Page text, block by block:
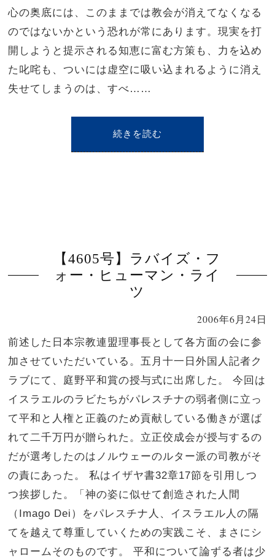
心の奥底には、このままでは教会が消えてなくなる
のではないかという恐れが常にあります。現実を打
開しようと提示される知恵に富む方策も、力を込め
た叱咤も、ついには虚空に吸い込まれるように消え
失せてしまうのは、すべ……
続きを読む
【4605号】ラバイズ・フ
ォー・ヒューマン・ライ
ツ
2006年6月24日
前述した日本宗教連盟理事長として各方面の会に参
加させていただいている。五月十一日外国人記者ク
ラブにて、庭野平和賞の授与式に出席した。 今回は
イスラエルのラビたちがパレスチナの弱者側に立っ
て平和と人権と正義のため貢献している働きが選ば
れて二千万円が贈られた。立正佼成会が授与するの
だが選考したのはノルウェーのルター派の司教がそ
の責にあった。 私はイザヤ書32章17節を引用しつ
つ挨拶した。「神の姿に似せて創造された人間
（Imago Dei）をパレスチナ人、イスラエル人の隔
てを越えて尊重していくための実践こそ、まさにシ
ャロームそのものです。 平和について論ずる者は少